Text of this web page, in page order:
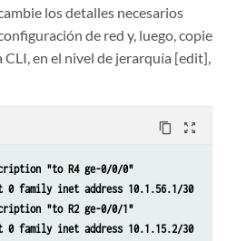
{
hmac-sha1-96;
3des-cbc;
proposal;
los detalles necesarios
de red y, luego, copie
CLI, en el nivel de jerarquía [edit],
content_copy zoom_out_map
"to R4 ge-0/0/0"
family inet address 10.1.56.1/30
"to R2 ge-0/0/1"
family inet address 10.1.15.2/30